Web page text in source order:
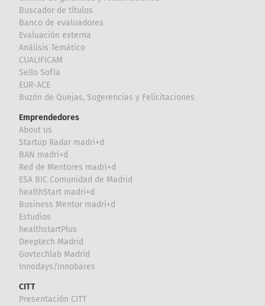
Buscador de títulos
Banco de evaluadores
Evaluación externa
Análisis Temático
CUALIFICAM
Sello Sofía
EUR-ACE
Buzón de Quejas, Sugerencias y Felicitaciones
Emprendedores
About us
Startup Radar madri+d
BAN madri+d
Red de Mentores madri+d
ESA BIC Comunidad de Madrid
healthStart madri+d
Business Mentor madri+d
Estudios
healthstartPlus
Deeptech Madrid
Govtechlab Madrid
Innodays/Innobares
CITT
Presentación CITT